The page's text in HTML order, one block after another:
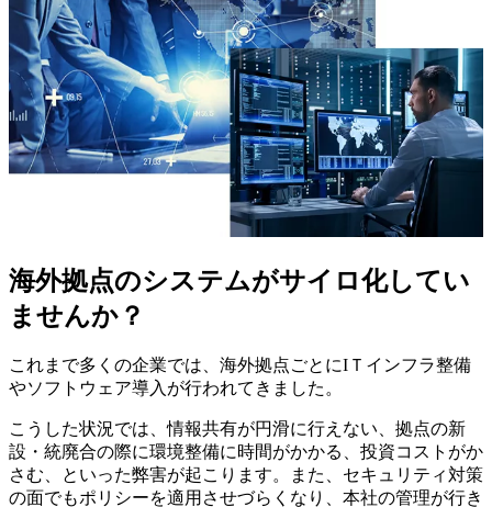
海外拠点のシステムがサイロ化してい
ませんか？
これまで多くの企業では、海外拠点ごとにIＴインフラ整備
やソフトウェア導入が行われてきました。
こうした状況では、情報共有が円滑に行えない、拠点の新
設・統廃合の際に環境整備に時間がかかる、投資コストがか
さむ、といった弊害が起こります。また、セキュリティ対策
の面でもポリシーを適用させづらくなり、本社の管理が行き